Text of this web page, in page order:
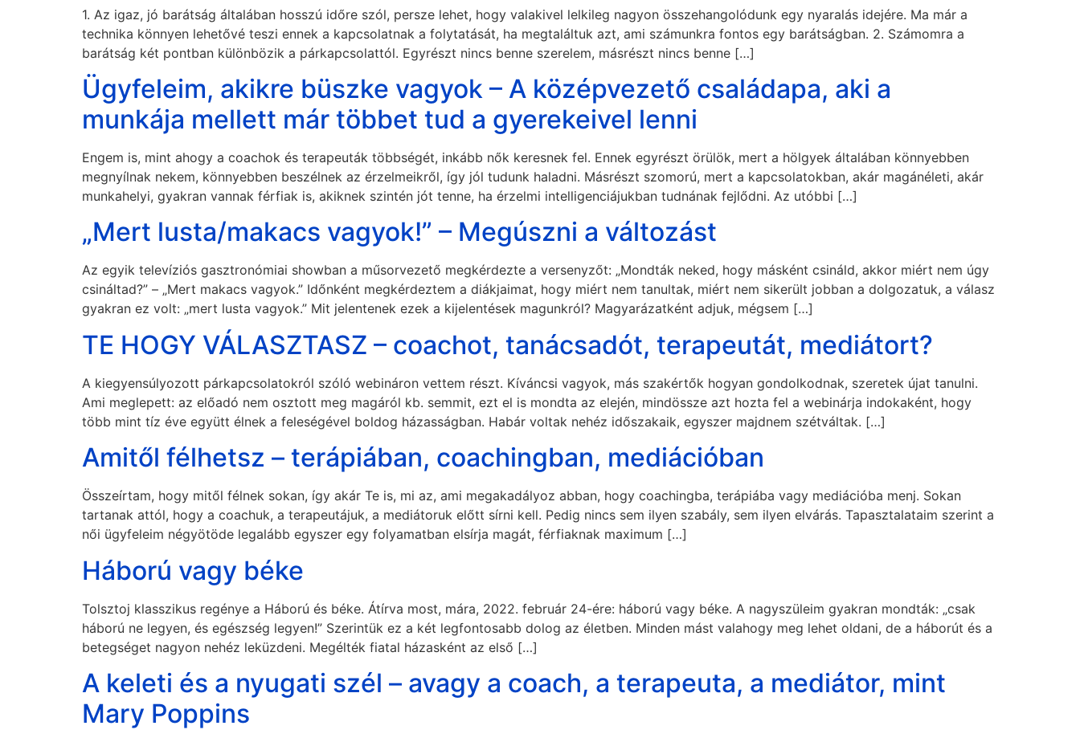
1. Az igaz, jó barátság általában hosszú időre szól, persze lehet, hogy valakivel lelkileg nagyon összehangolódunk egy nyaralás idejére. Ma már a
technika könnyen lehetővé teszi ennek a kapcsolatnak a folytatását, ha megtaláltuk azt, ami számunkra fontos egy barátságban. 2. Számomra a
barátság két pontban különbözik a párkapcsolattól. Egyrészt nincs benne szerelem, másrészt nincs benne […]
Ügyfeleim, akikre büszke vagyok – A középvezető családapa, aki a
munkája mellett már többet tud a gyerekeivel lenni
Engem is, mint ahogy a coachok és terapeuták többségét, inkább nők keresnek fel. Ennek egyrészt örülök, mert a hölgyek általában könnyebben
megnyílnak nekem, könnyebben beszélnek az érzelmeikről, így jól tudunk haladni. Másrészt szomorú, mert a kapcsolatokban, akár magánéleti, akár
munkahelyi, gyakran vannak férfiak is, akiknek szintén jót tenne, ha érzelmi intelligenciájukban tudnának fejlődni. Az utóbbi […]
„Mert lusta/makacs vagyok!” – Megúszni a változást
Az egyik televíziós gasztronómiai showban a műsorvezető megkérdezte a versenyzőt: „Mondták neked, hogy másként csináld, akkor miért nem úgy
csináltad?” – „Mert makacs vagyok.” Időnként megkérdeztem a diákjaimat, hogy miért nem tanultak, miért nem sikerült jobban a dolgozatuk, a válasz
gyakran ez volt: „mert lusta vagyok.” Mit jelentenek ezek a kijelentések magunkról? Magyarázatként adjuk, mégsem […]
TE HOGY VÁLASZTASZ – coachot, tanácsadót, terapeutát, mediátort?
A kiegyensúlyozott párkapcsolatokról szóló webináron vettem részt. Kíváncsi vagyok, más szakértők hogyan gondolkodnak, szeretek újat tanulni.
Ami meglepett: az előadó nem osztott meg magáról kb. semmit, ezt el is mondta az elején, mindössze azt hozta fel a webinárja indokaként, hogy
több mint tíz éve együtt élnek a feleségével boldog házasságban. Habár voltak nehéz időszakaik, egyszer majdnem szétváltak. […]
Amitől félhetsz – terápiában, coachingban, mediációban
Összeírtam, hogy mitől félnek sokan, így akár Te is, mi az, ami megakadályoz abban, hogy coachingba, terápiába vagy mediációba menj. Sokan
tartanak attól, hogy a coachuk, a terapeutájuk, a mediátoruk előtt sírni kell. Pedig nincs sem ilyen szabály, sem ilyen elvárás. Tapasztalataim szerint a
női ügyfeleim négyötöde legalább egyszer egy folyamatban elsírja magát, férfiaknak maximum […]
Háború vagy béke
Tolsztoj klasszikus regénye a Háború és béke. Átírva most, mára, 2022. február 24-ére: háború vagy béke. A nagyszüleim gyakran mondták: „csak
háború ne legyen, és egészség legyen!” Szerintük ez a két legfontosabb dolog az életben. Minden mást valahogy meg lehet oldani, de a háborút és a
betegséget nagyon nehéz leküzdeni. Megélték fiatal házasként az első […]
A keleti és a nyugati szél – avagy a coach, a terapeuta, a mediátor, mint
Mary Poppins